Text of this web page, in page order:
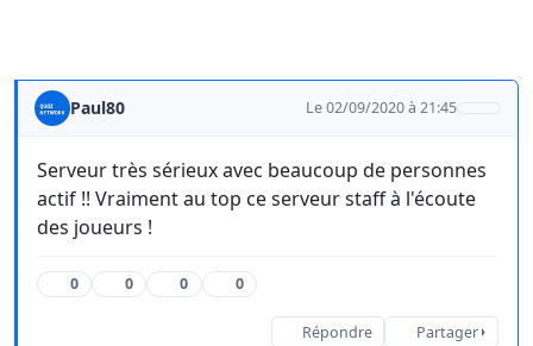
Paul80 Le 02/09/2020 à 21:45
Serveur très sérieux avec beaucoup de personnes
actif !! Vraiment au top ce serveur staff à l'écoute
des joueurs !
0 0 0 0
Répondre Partager